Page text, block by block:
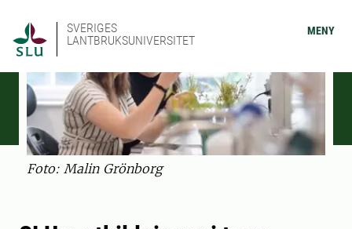
SVERIGES
LANTBRUKSUNIVERSITET
MENY
Foto: Malin Grönborg